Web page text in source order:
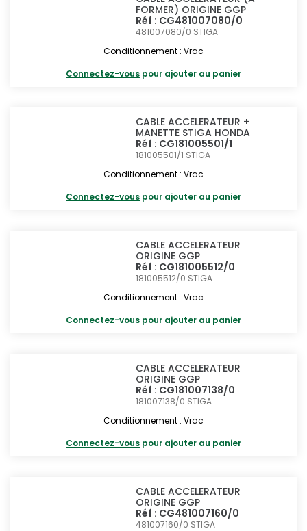
FORMER) ORIGINE GGP
Réf : CG481007080/0
481007080/0 STIGA
Conditionnement : Vrac
Connectez-vous pour ajouter au panier
CABLE ACCELERATEUR +
MANETTE STIGA HONDA
Réf : CG181005501/1
181005501/1 STIGA
Conditionnement : Vrac
Connectez-vous pour ajouter au panier
CABLE ACCELERATEUR
ORIGINE GGP
Réf : CG181005512/0
181005512/0 STIGA
Conditionnement : Vrac
Connectez-vous pour ajouter au panier
CABLE ACCELERATEUR
ORIGINE GGP
Réf : CG181007138/0
181007138/0 STIGA
Conditionnement : Vrac
Connectez-vous pour ajouter au panier
CABLE ACCELERATEUR
ORIGINE GGP
Réf : CG481007160/0
481007160/0 STIGA